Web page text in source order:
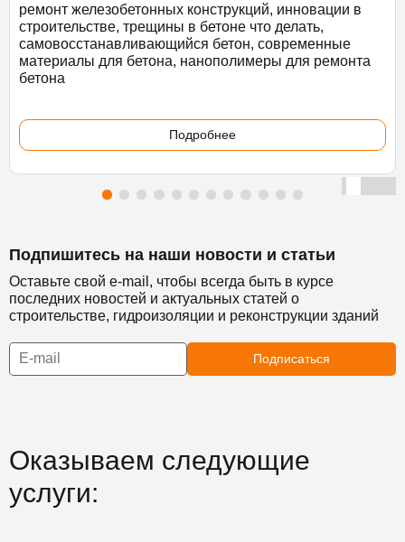
ремонт железобетонных конструкций, инновации в
строительстве, трещины в бетоне что делать,
самовосстанавливающийся бетон, современные
материалы для бетона, нанополимеры для ремонта
бетона
Подробнее
Подпишитесь на наши новости и статьи
Оставьте свой e-mail, чтобы всегда быть в курсе
последних новостей и актуальных статей о
строительстве, гидроизоляции и реконструкции зданий
Подписаться
Оказываем следующие
услуги: